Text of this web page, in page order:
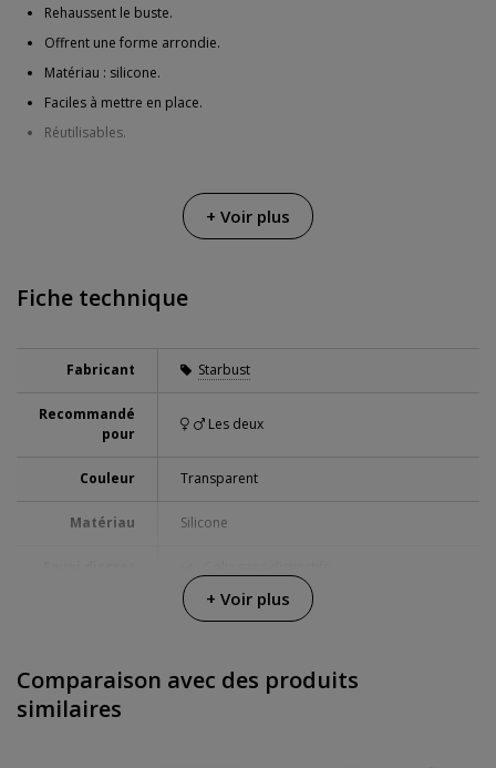
Rehaussent le buste.
Offrent une forme arrondie.
Matériau : silicone.
Faciles à mettre en place.
Réutilisables.
+ Voir plus
Fiche technique
Fabricant Starbust
Recommandé
pour
Les deux
Couleur Transparent
Matériau Silicone
3 ans de garantie
+ Voir plus
Comparaison avec des produits
similaires